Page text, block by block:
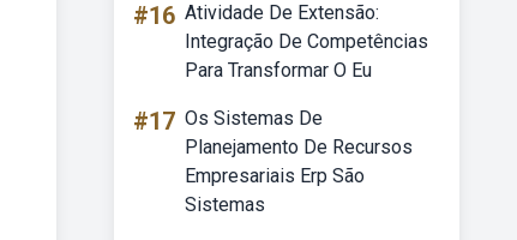
#16 Atividade De Extensão:
Integração De Competências
Para Transformar O Eu
#17 Os Sistemas De
Planejamento De Recursos
Empresariais Erp São
Sistemas